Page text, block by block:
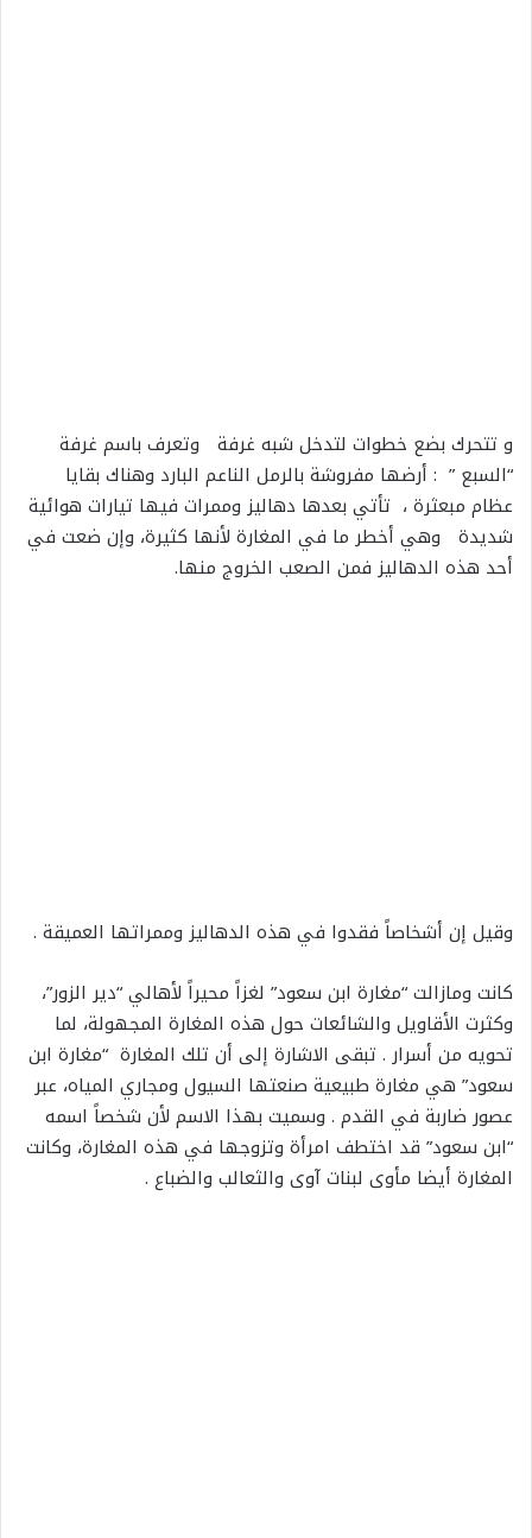
و تتحرك بضع خطوات لتدخل شبه غرفة وتعرف باسم غرفة
“السبع ” : أرضها مفروشة بالرمل الناعم البارد وهناك بقايا
عظام مبعثرة ، تأتي بعدها دهاليز وممرات فيها تيارات هوائية
شديدة وهي أخطر ما في المغارة لأنها كثيرة، وإن ضعت في
أحد هذه الدهاليز فمن الصعب الخروج منها.
وقيل إن أشخاصاً فقدوا في هذه الدهاليز وممراتها العميقة .
كانت ومازالت “مغارة ابن سعود” لغزاً محيراً لأهالي “دير الزور”،
وكثرت الأقاويل والشائعات حول هذه المغارة المجهولة، لما
تحويه من أسرار . تبقى الاشارة إلى أن تلك المغارة “مغارة ابن
سعود” هي مغارة طبيعية صنعتها السيول ومجاري المياه، عبر
عصور ضاربة في القدم . وسميت بهذا الاسم لأن شخصاً اسمه
“ابن سعود” قد اختطف امرأة وتزوجها في هذه المغارة، وكانت
المغارة أيضا مأوى لبنات آوى والثعالب والضباع .